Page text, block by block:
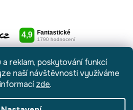
a reklam, poskytování funkcí
naší návštěvnosti využíváme
zde.